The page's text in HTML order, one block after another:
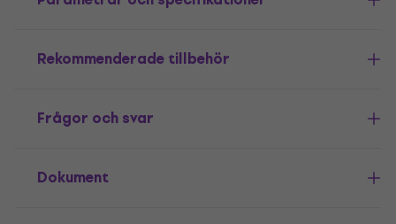
Rekommenderade tillbehör
Frågor och svar
Dokument